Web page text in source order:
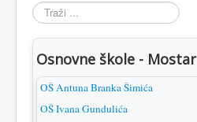
Traži
...
Osnovne škole - Mostar
OŠ Antuna Branka Šimića
OŠ Ivana Gundulića